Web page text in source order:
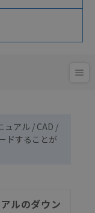
ュアル / CAD /
ドすることが
ルのダウン